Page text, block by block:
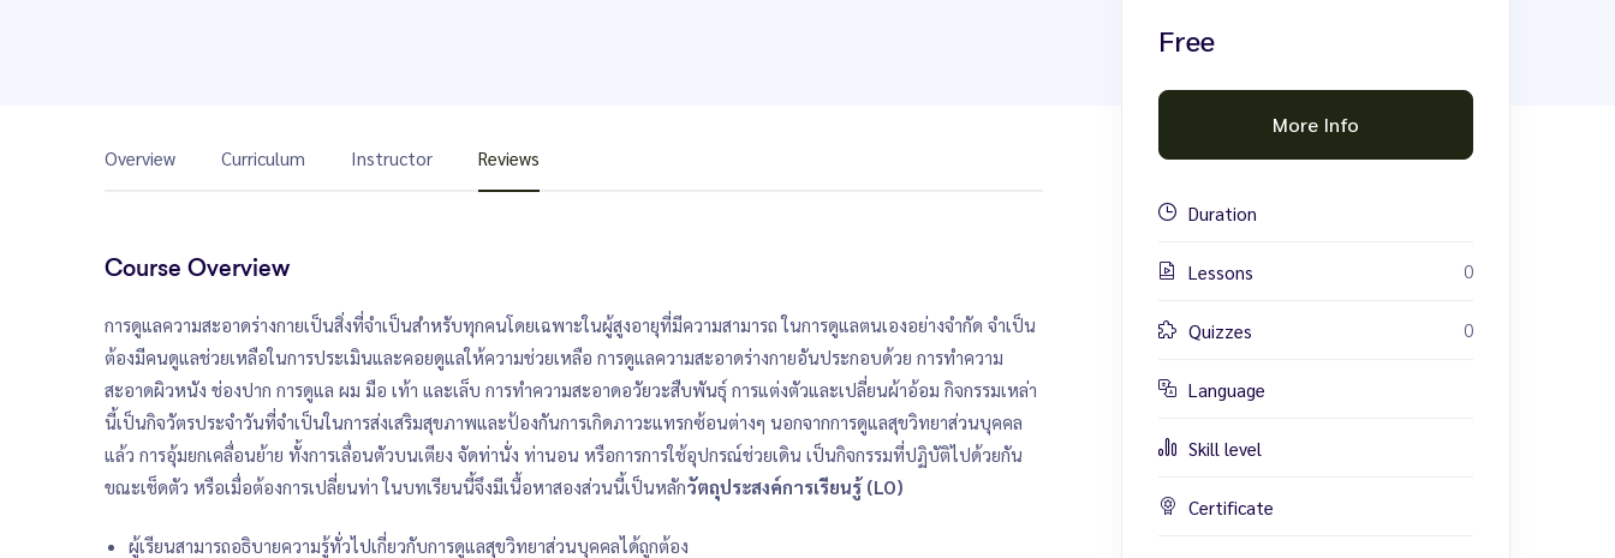
Overview Curriculum Instructor Reviews
Course Overview
การดูแลความสะอาดร่างกายเป็นสิ่งที่จำเป็นสำหรับทุกคนโดยเฉพาะในผู้สูงอายุที่มีความสามารถ ในการดูแลตนเองอย่างจำกัด จำเป็น
ต้องมีคนดูแลช่วยเหลือในการประเมินและคอยดูแลให้ความช่วยเหลือ การดูแลความสะอาดร่างกายอันประกอบด้วย การทำความ
สะอาดผิวหนัง ช่องปาก การดูแล ผม มือ เท้า และเล็บ การทำความสะอาดอวัยวะสืบพันธุ์ การแต่งตัวและเปลี่ยนผ้าอ้อม กิจกรรมเหล่า
นี้เป็นกิจวัตรประจำวันที่จำเป็นในการส่งเสริมสุขภาพและป้องกันการเกิดภาวะแทรกซ้อนต่างๆ นอกจากการดูแลสุขวิทยาส่วนบุคคล
แล้ว การอุ้มยกเคลื่อนย้าย ทั้งการเลื่อนตัวบนเตียง จัดท่านั่ง ท่านอน หรือการการใช้อุปกรณ์ช่วยเดิน เป็นกิจกรรมที่ปฏิบัติไปด้วยกัน
ขณะเช็ดตัว หรือเมื่อต้องการเปลี่ยนท่า ในบทเรียนนี้จึงมีเนื้อหาสองส่วนนี้เป็นหลักวัตถุประสงค์การเรียนรู้ (LO)
ผู้เรียนสามารถอธิบายความรู้ทั่วไปเกี่ยวกับการดูแลสุขวิทยาส่วนบุคคลได้ถูกต้อง
Free
More Info
Duration
Lessons 0
Quizzes 0
Language
Skill level
Certificate